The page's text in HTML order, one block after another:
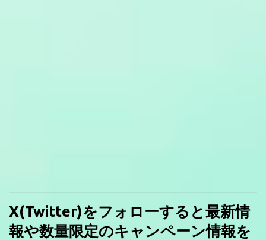
X(Twitter)をフォローすると最新情
報や数量限定のキャンペーン情報を